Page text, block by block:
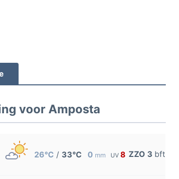
voor Amposta
26°C / 33°C 0 mm UV 8 ZZO 3 bft